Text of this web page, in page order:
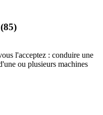
l'acceptez : conduire une
ou plusieurs machines